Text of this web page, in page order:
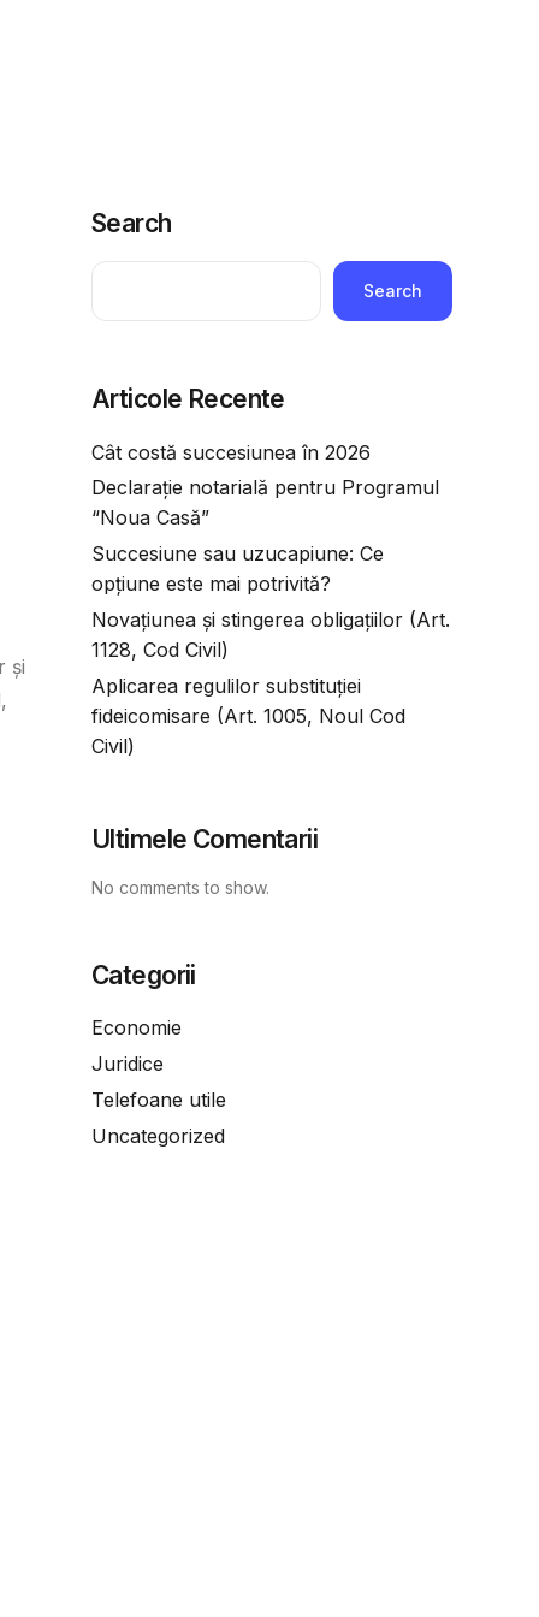
și
Search
Search
Articole Recente
Cât costă succesiunea în 2026
Declarație notarială pentru Programul
“Noua Casă”
Succesiune sau uzucapiune: Ce
opțiune este mai potrivită?
Novațiunea și stingerea obligațiilor (Art.
1128, Cod Civil)
Aplicarea regulilor substituției
fideicomisare (Art. 1005, Noul Cod
Civil)
Ultimele Comentarii
No comments to show.
Categorii
Economie
Juridice
Telefoane utile
Uncategorized